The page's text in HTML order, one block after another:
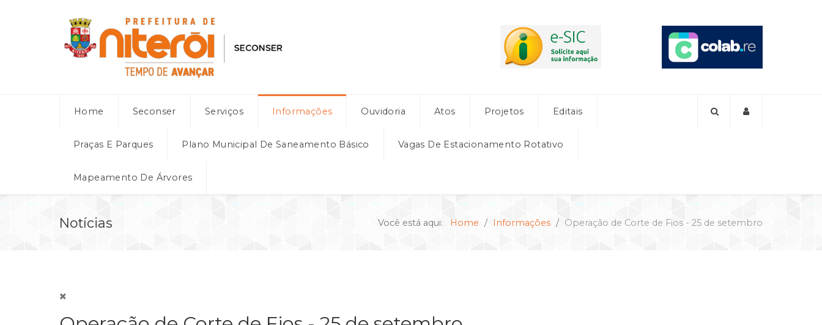
Home Seconser Serviços Informações Ouvidoria Atos Projetos Editais
Praças E Parques Plano Municipal De Saneamento Básico Vagas De Estacionamento Rotativo
Mapeamento De Árvores
Notícias Você está aqui: Home Informações Operação de Corte de Fios - 25 de setembro